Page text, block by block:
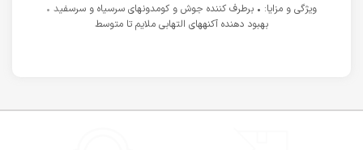
ویژگی و مزایا: • برطرف کننده جوش و کومدونهای سرسیاه و سرسفید •
بهبود دهنده آکنههای التهابی ملایم تا متوسط